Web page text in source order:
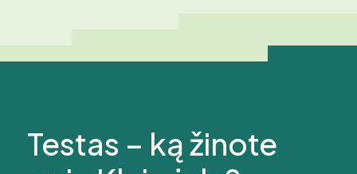
Testas – ką žinote